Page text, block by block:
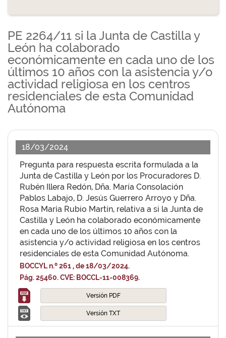
PE 2264/11 si la Junta de Castilla y
León ha colaborado
económicamente en cada uno de los
últimos 10 años con la asistencia y/o
actividad religiosa en los centros
residenciales de esta Comunidad
Autónoma
18/03/2024
Pregunta para respuesta escrita formulada a la
Junta de Castilla y León por los Procuradores D.
Rubén Illera Redón, Dña. María Consolación
Pablos Labajo, D. Jesús Guerrero Arroyo y Dña.
Rosa María Rubio Martín, relativa a si la Junta de
Castilla y León ha colaborado económicamente
en cada uno de los últimos 10 años con la
asistencia y/o actividad religiosa en los centros
residenciales de esta Comunidad Autónoma.
BOCCYL n.º 261 , de 18/03/2024.
Pág. 25460. CVE: BOCCL-11-008369.
Versión PDF
Versión TXT